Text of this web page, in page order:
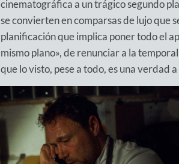
cinematográfica a un trágico segundo
se convierten en comparsas de lujo que
planificación que implica poner todo el
mismo plano», de renunciar a la
que lo visto, pese a todo, es una verdad